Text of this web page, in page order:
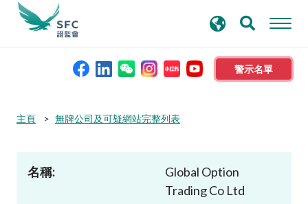
警示名單
本會簡介
尋
主頁 無牌公司及可疑網站完整列表
名稱:
Global Option
Trading Co Ltd